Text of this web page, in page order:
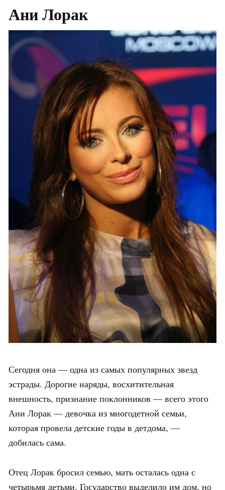
Ани Лорак
Сегодня она — одна из самых популярных звезд
эстрады. Дорогие наряды, восхитительная
внешность, признание поклонников — всего этого
Ани Лорак — девочка из многодетной семьи,
которая провела детские годы в детдома, —
добилась сама.
Отец Лорак бросил семью, мать осталась одна с
четырьмя детьми. Государство выделило им дом, но